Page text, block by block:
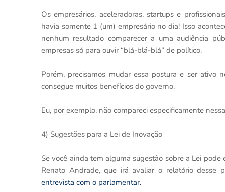
Os empresários, aceleradoras, startups e
havia somente 1 (um) empresário no dia! Isso
nenhum resultado comparecer a uma audiência
empresas só para ouvir “blá-blá-blá” de político.
Porém, precisamos mudar essa postura e ser ativo
consegue muitos benefícios do governo.
Eu, por exemplo, não compareci especificamente
4) Sugestões para a Lei de Inovação
Se você ainda tem alguma sugestão sobre a Lei
Renato Andrade, que irá avaliar o relatório desse
entrevista com o parlamentar.